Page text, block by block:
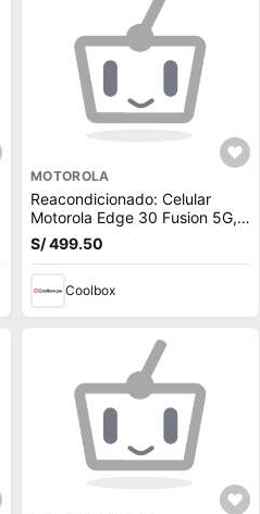
MOTOROLA
Reacondicionado: Celular
Motorola Edge 30 Fusion 5G,
256GB, 12GB RAM, cámara
trasera 50MP y frontal 32MP,
S/ 499.50
Coolbox